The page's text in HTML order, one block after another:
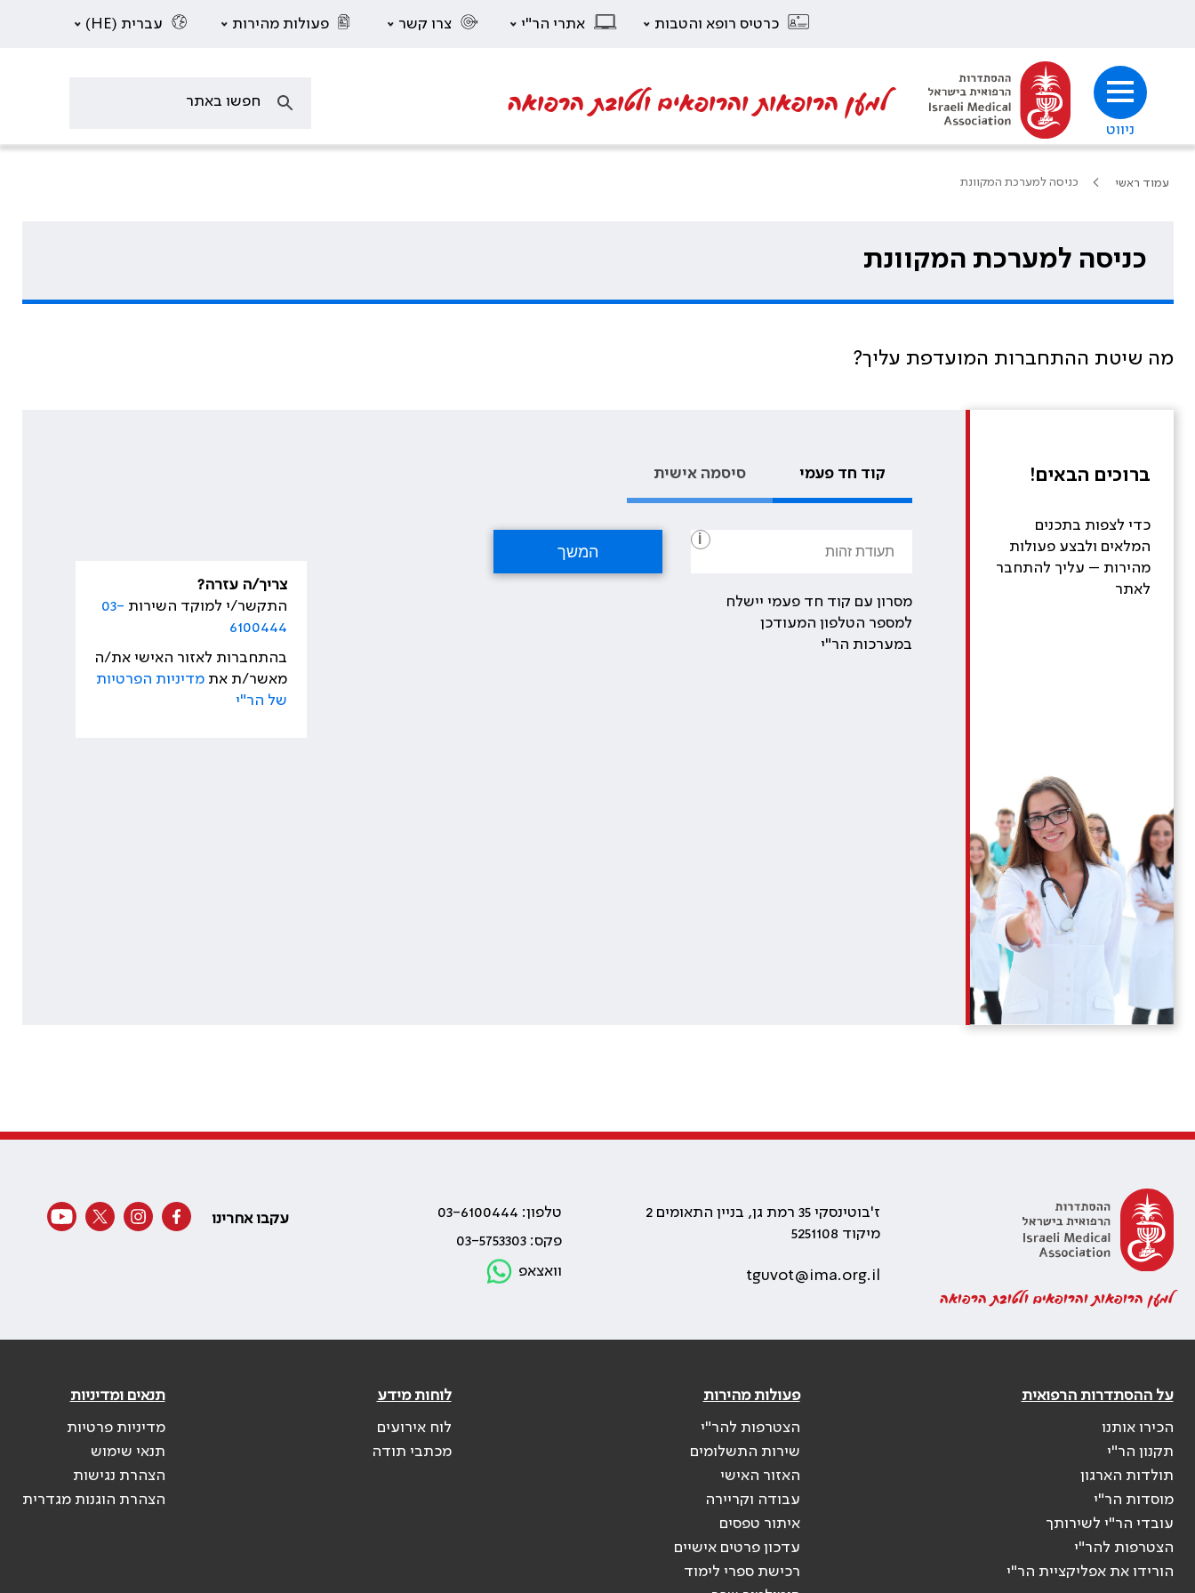
כרטיס רופא והטבות אתרי הר"י צרו קשר פעולות מהירות עברית (HE)
ניווט
למען הרופאות והרופאים ולטובת הרפואה
עמוד ראשי כניסה למערכת המקוונת
כניסה למערכת המקוונת
מה שיטת ההתחברות המועדפת עליך?
ברוכים הבאים!
כדי לצפות בתכנים
המלאים ולבצע פעולות
מהירות – עליך להתחבר
לאתר
קוד חד פעמי סיסמה אישית
i
מסרון עם קוד חד פעמי יישלח
למספר הטלפון המעודכן
במערכות הר"י
צריך/ה עזרה?
התקשר/י למוקד השירות 03-
6100444
בהתחברות לאזור האישי את/ה
מאשר/ת אתמדיניות הפרטיות
של הר"י
למען הרופאות והרופאים ולטובת הרפואה
ז'בוטינסקי 35 רמת גן, בניין התאומים 2
מיקוד 5251108
tguvot@ima.org.il
טלפון: 03-6100444
פקס: 03-5753303
וואצאפ
עקבו אחרינו
על ההסתדרות הרפואית
הכירו אותנו
תקנון הר"י
תולדות הארגון
מוסדות הר"י
עובדי הר"י לשירותך
הצטרפות להר"י
הורידו את אפליקציית הר"י
פעולות מהירות
הצטרפות להר"י
שירות התשלומים
האזור האישי
עבודה וקריירה
איתור טפסים
עדכון פרטים אישיים
רכישת ספרי לימוד
לוחות מידע
לוח אירועים
מכתבי תודה
תנאים ומדיניות
מדיניות פרטיות
תנאי שימוש
הצהרת נגישות
הצהרת הוגנות מגדרית